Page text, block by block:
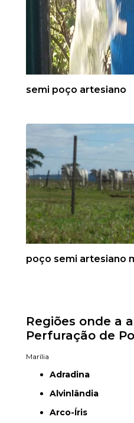
semi poço artesiano
poço semi artesiano
Regiões onde a
Perfuração de
Marília
Adradina
Alvinlândia
Arco-Íris